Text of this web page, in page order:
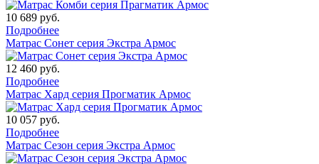
10 689 руб.
Подробнее
Матрас Сонет серия Экстра Армос
12 460 руб.
Подробнее
Матрас Хард серия Прогматик Армос
10 057 руб.
Подробнее
Матрас Сезон серия Экстра Армос